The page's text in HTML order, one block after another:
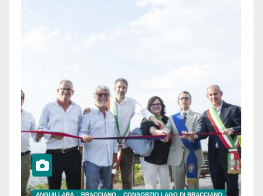
ANGUILLARA BRACCIANO
CONSORZIO LAGO DI BRACCIANO